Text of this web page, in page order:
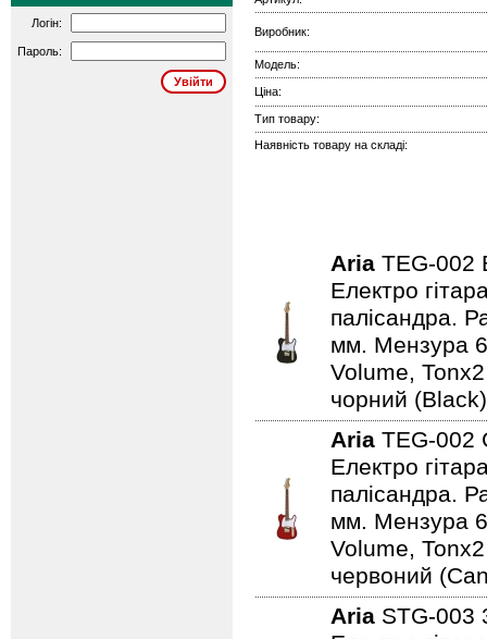
Логін:
Пароль:
Виробник:
Модель:
Ціна:
Тип товару:
Наявність товару на складі:
Aria TEG-
Електро
палісандра.
мм. Мензура
Volume,
чорний
Aria TEG-
Електро
палісандра.
мм. Мензура
Volume,
червоний
Aria STG-